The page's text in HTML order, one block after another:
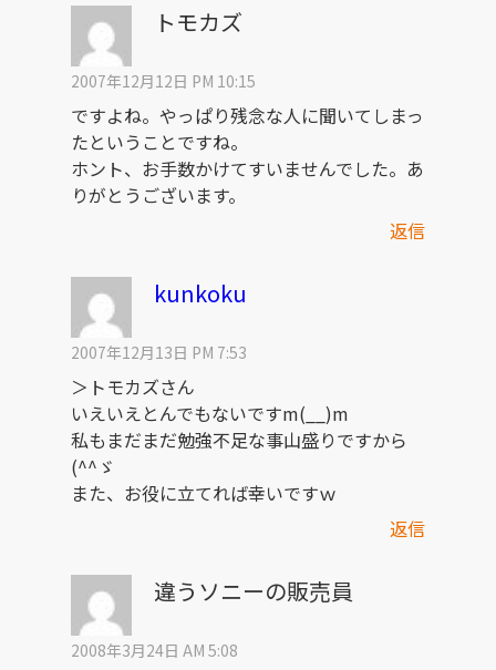
トモカズ
2007年12月12日 PM 10:15
ですよね。やっぱり残念な人に聞いてしまっ
たということですね。
ホント、お手数かけてすいませんでした。あ
りがとうございます。
返信
kunkoku
2007年12月13日 PM 7:53
＞トモカズさん
いえいえとんでもないですm(__)m
私もまだまだ勉強不足な事山盛りですから
(^^ゞ
また、お役に立てれば幸いですｗ
返信
違うソニーの販売員
2008年3月24日 AM 5:08